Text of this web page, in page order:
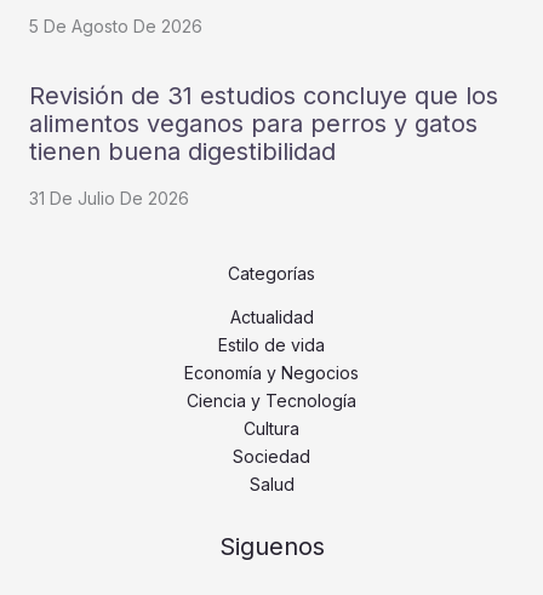
5 De Agosto De 2026
Revisión de 31 estudios concluye que los
alimentos veganos para perros y gatos
tienen buena digestibilidad
31 De Julio De 2026
Categorías
Actualidad
Estilo de vida
Economía y Negocios
Ciencia y Tecnología
Cultura
Sociedad
Salud
Siguenos